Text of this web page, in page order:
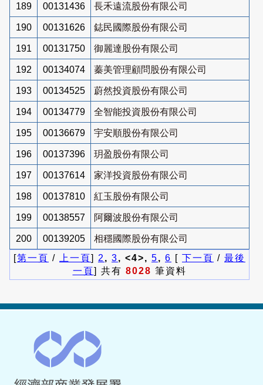
189 00131436 長禾遠流股份有限公司
190 00131626 鋕民國際股份有限公司
191 00131750 御麗達股份有限公司
192 00134074 蓁美管理顧問股份有限公司
193 00134525 蔚然投資股份有限公司
194 00134779 全智能投資股份有限公司
195 00136679 宇安順股份有限公司
196 00137396 玥盈股份有限公司
197 00137614 家洋投資股份有限公司
198 00137810 紅玉股份有限公司
199 00138557 阿爾波股份有限公司
200 00139205
相穩國際股份有限公司
[第一頁 / 上一頁] 2 , 3, <4>, 5, 6 [ 下一頁 / 最後
一頁] 共有 8028 筆資料